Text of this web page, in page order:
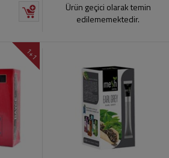
Ürün geçici olarak temin
edilememektedir.
1+1